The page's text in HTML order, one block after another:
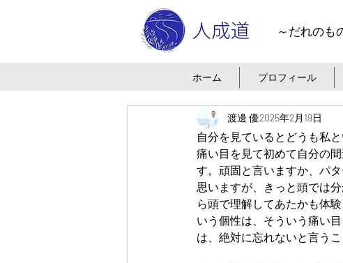
～だれのも
ホーム プロフィール
渡邊 優2025年2月19日
自分を見ているとどうも私
痛い目を見て初めて自分の
す。頑固と言いますか、パ
思いますが、きっと頭では
ら頭で理解してあたかも体
いう個性は、そういう痛い
は、絶対に忘れないと言う